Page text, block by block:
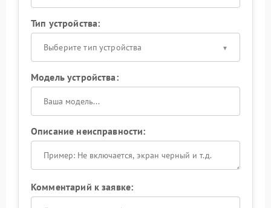
Тип устройства:
Выберите тип устройства
Модель устройства:
Описание неисправности:
Комментарий к заявке: